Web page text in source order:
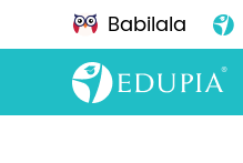
Babilala